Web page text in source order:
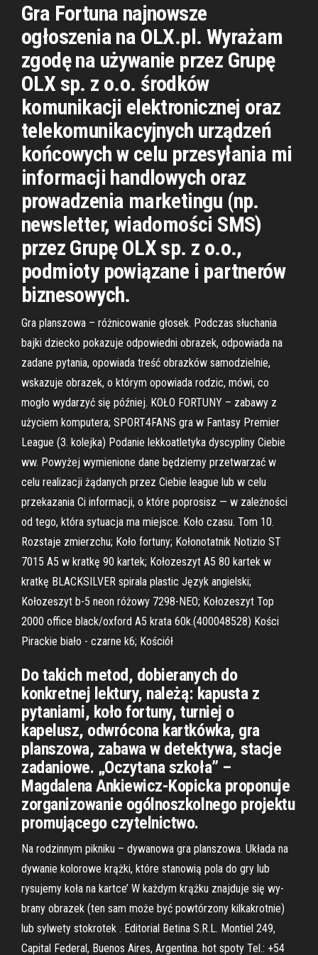
Gra Fortuna najnowsze
ogłoszenia na OLX.pl. Wyrażam
zgodę na używanie przez Grupę
OLX sp. z o.o. środków
komunikacji elektronicznej oraz
telekomunikacyjnych urządzeń
końcowych w celu przesyłania mi
informacji handlowych oraz
prowadzenia marketingu (np.
newsletter, wiadomości SMS)
przez Grupę OLX sp. z o.o.,
podmioty powiązane i partnerów
biznesowych.
Gra planszowa – różnicowanie głosek. Podczas słuchania
bajki dziecko pokazuje odpowiedni obrazek, odpowiada na
zadane pytania, opowiada treść obrazków samodzielnie,
wskazuje obrazek, o którym opowiada rodzic, mówi, co
mogło wydarzyć się później. KOŁO FORTUNY – zabawy z
użyciem komputera; SPORT4FANS gra w Fantasy Premier
League (3. kolejka) Podanie lekkoatletyka dyscypliny Ciebie
ww. Powyżej wymienione dane będziemy przetwarzać w
celu realizacji żądanych przez Ciebie league lub w celu
przekazania Ci informacji, o które poprosisz — w zależności
od tego, która sytuacja ma miejsce. Koło czasu. Tom 10.
Rozstaje zmierzchu; Koło fortuny; Kołonotatnik Notizio ST
7015 A5 w kratkę 90 kartek; Kołozeszyt A5 80 kartek w
kratkę BLACKSILVER spirala plastic Język angielski;
Kołozeszyt b-5 neon różowy 7298-NEO; Kołozeszyt Top
2000 office black/oxford A5 krata 60k.(400048528) Kości
Pirackie biało - czarne k6; Kościół
Do takich metod, dobieranych do
konkretnej lektury, należą: kapusta z
pytaniami, koło fortuny, turniej o
kapelusz, odwrócona kartkówka, gra
planszowa, zabawa w detektywa, stacje
zadaniowe. „Oczytana szkoła” –
Magdalena Ankiewicz-Kopicka proponuje
zorganizowanie ogólnoszkolnego projektu
promującego czytelnictwo.
Na rodzinnym pikniku – dywanowa gra planszowa. Układa na
dywanie kolorowe krążki, które stanowią pola do gry lub
rysujemy koła na kartce’ W każdym krążku znajduje się wy­
brany obrazek (ten sam może być powtórzony kilkakrotnie)
lub sylwety stokrotek . Editorial Betina S.R.L. Montiel 249,
Capital Federal, Buenos Aires, Argentina. hot spoty Tel.: +54